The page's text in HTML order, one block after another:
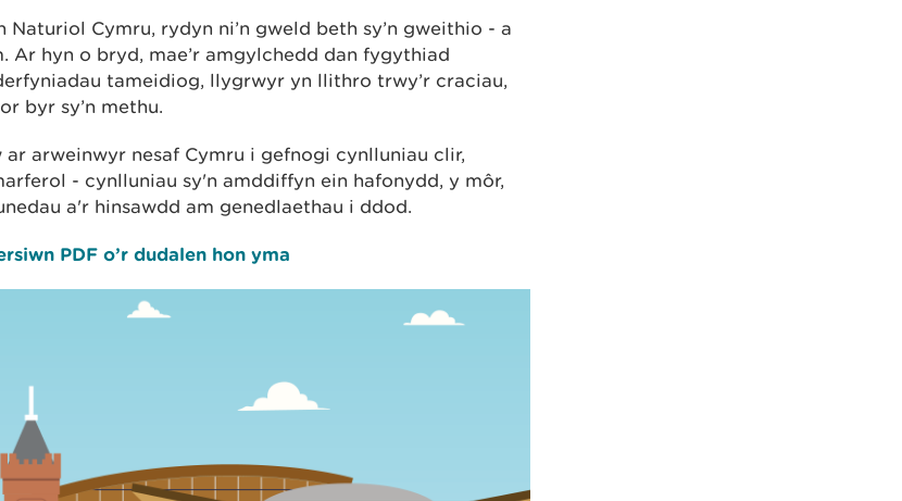
Naturiol Cymru, rydyn ni’n gweld beth sy’n gweithio - a
Ar hyn o bryd, mae’r amgylchedd dan fygythiad
tameidiog, llygrwyr yn llithro trwy’r craciau,
byr sy’n methu.
ar arweinwyr nesaf Cymru i gefnogi cynlluniau clir,
- cynlluniau sy'n amddiffyn ein hafonydd, y môr,
a'r hinsawdd am genedlaethau i ddod.
PDF o’r dudalen hon yma